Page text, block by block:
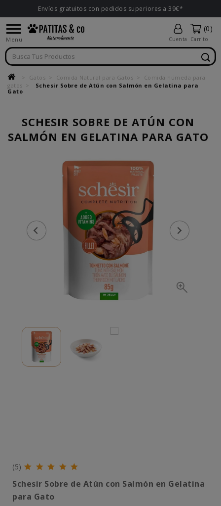
Envíos gratuitos con pedidos superiores a 39€*

Menu Cuenta
(0)
Carrito
Gatos Comida Natural para Gatos
Comida húmeda para
gatos
Schesir Sobre de Atún con Salmón en Gelatina para
Gato
SCHESIR SOBRE DE ATÚN CON
SALMÓN EN GELATINA PARA GATO
(5)
Schesir Sobre de Atún con Salmón en Gelatina
para Gato